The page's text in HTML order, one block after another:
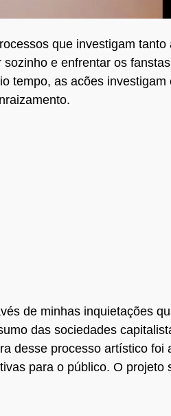
que investigam tanto
e enfrentar os
tempo, as acões
de minhas inquietações
das sociedades
desse processo artístico foi
para o público. O projeto